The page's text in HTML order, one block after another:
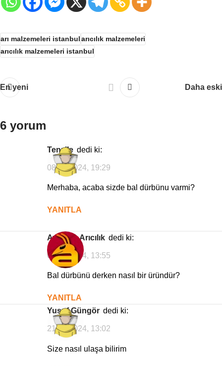
arı malzemeleri istanbularıcılık malzemeleri
arıcılık malzemeleri istanbul
En yeni Daha eski
6 yorum
Tenzile dedi ki:
08/08/2024, 19:29
Merhaba, acaba sizde bal dürbünu varmi?
YANITLA
Avrasya Arıcılık dedi ki:
09/08/2024, 13:55
Bal dürbünü derken nasıl bir üründür?
YANITLA
Yusuf Güngör dedi ki:
21/06/2024, 13:02
Size nasıl ulaşa bilirim